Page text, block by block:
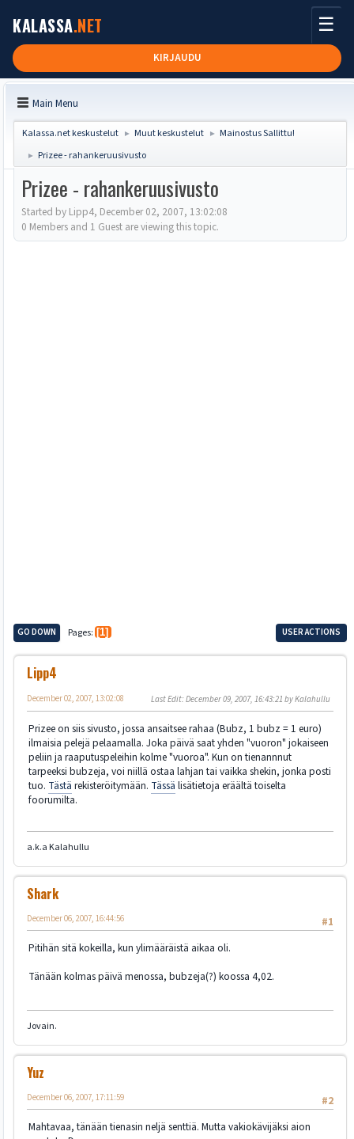
KALASSA.NET
KIRJAUDU
☰
Main Menu
Kalassa.net keskustelut ► Muut keskustelut ► Mainostus Sallittu!
► Prizee - rahankeruusivusto
Prizee - rahankeruusivusto
Started by Lipp4, December 02, 2007, 13:02:08
0 Members and 1 Guest are viewing this topic.
GO DOWN Pages 1 USER ACTIONS
Lipp4
December 02, 2007, 13:02:08 Last Edit: December 09, 2007, 16:43:21 by Kalahullu
Prizee on siis sivusto, jossa ansaitsee rahaa (Bubz, 1 bubz = 1 euro)
ilmaisia pelejä pelaamalla. Joka päivä saat yhden "vuoron" jokaiseen
peliin ja raaputuspeleihin kolme "vuoroa". Kun on tienannnut
tarpeeksi bubzeja, voi niillä ostaa lahjan tai vaikka shekin, jonka posti
tuo. Tästä rekisteröitymään. Tässä lisätietoja eräältä toiselta
foorumilta.
a.k.a Kalahullu
Shark
#1
December 06, 2007, 16:44:56
Pitihän sitä kokeilla, kun ylimääräistä aikaa oli.
Tänään kolmas päivä menossa, bubzeja(?) koossa 4,02.
Jovain.
Yuz
#2
December 06, 2007, 17:11:59
Mahtavaa, tänään tienasin neljä senttiä. Mutta vakiokävijäksi aion